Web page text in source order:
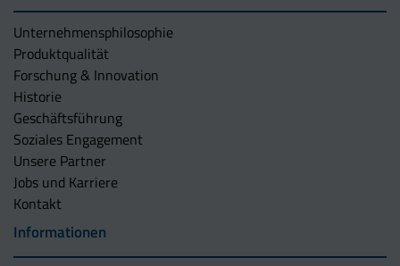
Unternehmens­philosophie
Produktqualität
Forschung & Innovation
Historie
Geschäftsführung
Soziales Engagement
Unsere Partner
Jobs und Karriere
Kontakt
Informationen